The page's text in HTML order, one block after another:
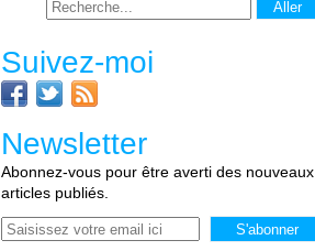
Suivez-moi
Newsletter
Abonnez-vous pour être averti des nouveaux
articles publiés.
Email